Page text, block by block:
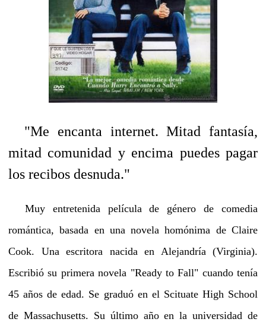
"Me encanta internet. Mitad fantasía,
mitad comunidad y encima puedes pagar
los recibos desnuda."
Muy entretenida película de género de comedia
romántica, basada en una novela homónima de Claire
Cook. Una escritora nacida en Alejandría (Virginia).
Escribió su primera novela "Ready to Fall" cuando tenía
45 años de edad. Se graduó en el Scituate High School
de Massachusetts. Su último año en la universidad de